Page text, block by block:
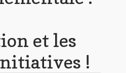
et les
!